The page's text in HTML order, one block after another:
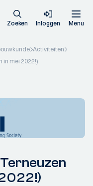
Zoeken Inloggen Menu
Activiteiten
in mei 2022!)